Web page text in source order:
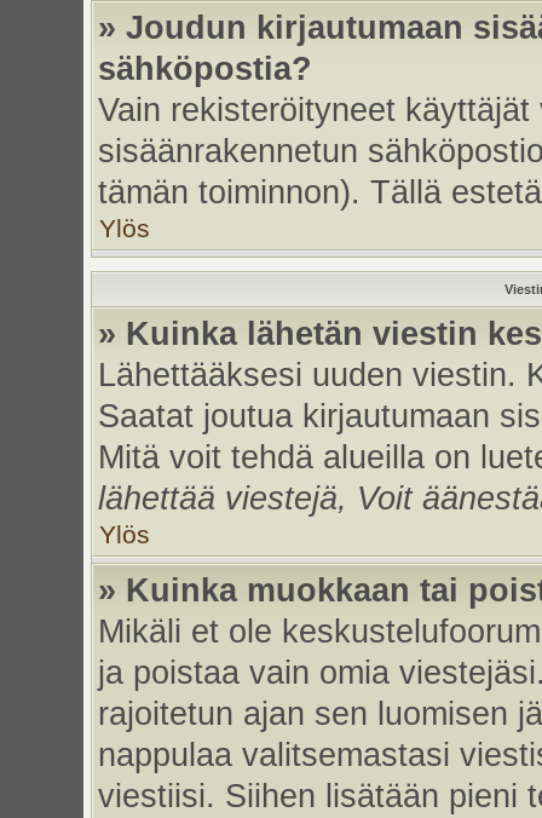
» Joudun kirjautumaan
sähköpostia?
Vain rekisteröityneet
sisäänrakennetun
tämän toiminnon). Tällä
Ylös
» Kuinka lähetän viestin
Lähettääksesi uuden viestin.
Saatat joutua kirjautumaan
Mitä voit tehdä alueilla on
lähettää viestejä, Voit
Ylös
» Kuinka muokkaan tai
Mikäli et ole
ja poistaa vain omia
rajoitetun ajan sen luomisen
nappulaa valitsemastasi
viestiisi. Siihen lisätään pieni